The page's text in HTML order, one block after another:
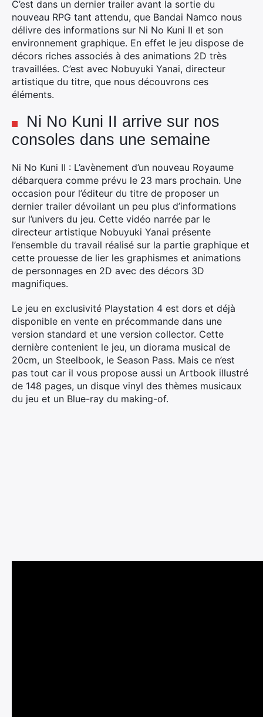
C’est dans un dernier trailer avant la sortie du
nouveau RPG tant attendu, que Bandai Namco nous
délivre des informations sur Ni No Kuni II et son
environnement graphique. En effet le jeu dispose de
décors riches associés à des animations 2D très
travaillées. C’est avec Nobuyuki Yanai, directeur
artistique du titre, que nous découvrons ces
éléments.
Ni No Kuni II arrive sur nos
consoles dans une semaine
Ni No Kuni II : L’avènement d’un nouveau Royaume
débarquera comme prévu le 23 mars prochain. Une
occasion pour l’éditeur du titre de proposer un
dernier trailer dévoilant un peu plus d’informations
sur l’univers du jeu. Cette vidéo narrée par le
directeur artistique Nobuyuki Yanai présente
l’ensemble du travail réalisé sur la partie graphique et
cette prouesse de lier les graphismes et animations
de personnages en 2D avec des décors 3D
magnifiques.
Le jeu en exclusivité Playstation 4 est dors et déjà
disponible en vente en précommande dans une
version standard et une version collector. Cette
dernière contenient le jeu, un diorama musical de
20cm, un Steelbook, le Season Pass. Mais ce n’est
pas tout car il vous propose aussi un Artbook illustré
de 148 pages, un disque vinyl des thèmes musicaux
du jeu et un Blue-ray du making-of.